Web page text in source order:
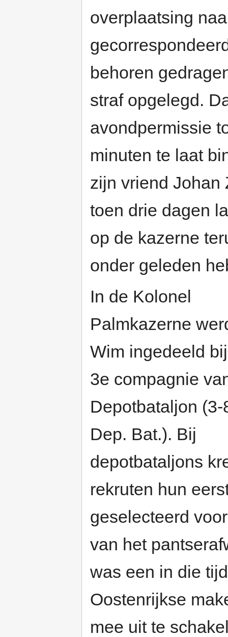
overplaatsing
behoren
straf opgelegd.
avondpermissie
minuten te laat
zijn vriend Johan
toen drie dagen
op de kazerne
onder geleden
In de Kolonel
Palmkazerne
Wim ingedeeld
3e compagnie
Depotbataljon (3-
Dep. Bat.). Bij
depotbataljons
rekruten hun
geselecteerd
van het
was een in die
Oostenrijkse
mee uit te